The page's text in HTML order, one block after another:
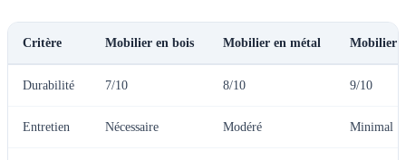
Critère Mobilier en bois Mobilier en métal Mobilier
Durabilité 7/10 8/10 9/10
Entretien Nécessaire Modéré Minimal